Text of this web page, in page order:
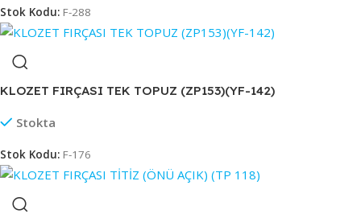
Stok Kodu: F-288
KLOZET FIRÇASI TEK TOPUZ (ZP153)(YF-142)
Stokta
Stok Kodu: F-176